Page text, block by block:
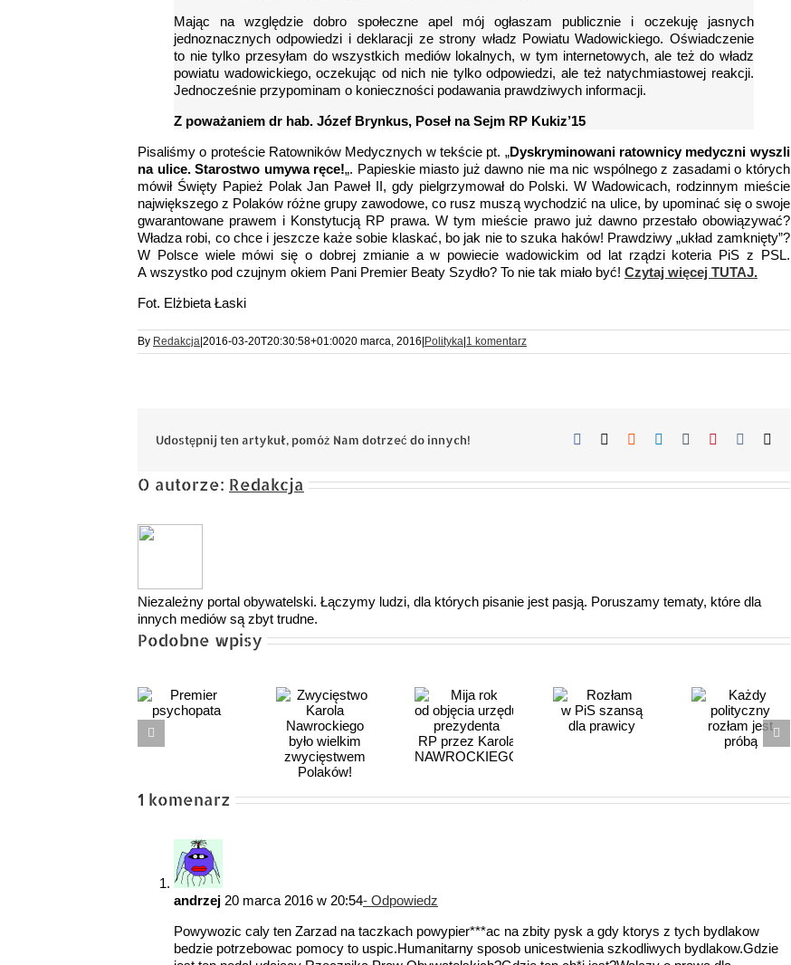
Mając na względzie dobro społeczne apel mój ogłaszam publicznie i oczekuję jasnych
jednoznacznych odpowiedzi i deklaracji ze strony władz Powiatu Wadowickiego. Oświadczenie
to nie tylko przesyłam do wszystkich mediów lokalnych, w tym internetowych, ale też do władz
powiatu wadowickiego, oczekując od nich nie tylko odpowiedzi, ale też natychmiastowej reakcji.
Jednocześnie przypominam o konieczności podawania prawdziwych informacji.
Z poważaniem dr hab. Józef Brynkus, Poseł na Sejm RP Kukiz’15
Pisaliśmy o proteście Ratowników Medycznych w tekście pt. „Dyskryminowani ratownicy medyczni wyszli
na ulice. Starostwo umywa ręce!„. Papieskie miasto już dawno nie ma nic wspólnego z zasadami o których
mówił Święty Papież Polak Jan Paweł II, gdy pielgrzymował do Polski. W Wadowicach, rodzinnym mieście
największego z Polaków różne grupy zawodowe, co rusz muszą wychodzić na ulice, by upominać się o swoje
gwarantowane prawem i Konstytucją RP prawa. W tym mieście prawo już dawno przestało obowiązywać?
Władza robi, co chce i jeszcze każe sobie klaskać, bo jak nie to szuka haków! Prawdziwy „układ zamknięty”?
W Polsce wiele mówi się o dobrej zmianie a w powiecie wadowickim od lat rządzi koteria PiS z PSL.
A wszystko pod czujnym okiem Pani Premier Beaty Szydło? To nie tak miało być! Czytaj więcej TUTAJ.
Fot. Elżbieta Łaski
By Redakcja 2016-03-20T20:30:58+01:0020 marca, 2016 Polityka 1 komentarz
Udostępnij ten artykuł, pomóż Nam dotrzeć do innych! Facebook Reddit LinkedIn
TumblrPinterest
O autorze: Redakcja
Niezależny portal obywatelski. Łączymy ludzi, dla których pisanie jest pasją. Poruszamy tematy, które dla
innych mediów są zbyt trudne.
Podobne wpisy
Zwycięstwo
zwycięstwem
Mija rok
od objęcia
urzędu
prezydenta
NAWROCKIEGO
Rozłam
w PiS
szansą dla
Każdy
1 komenarz
andrzej 20 marca 2016 w 20:54- Odpowiedz
Powywozic caly ten Zarzad na taczkach powypier***ac na zbity pysk a gdy ktorys z tych bydlakow
bedzie potrzebowac pomocy to uspic.Humanitarny sposob unicestwienia szkodliwych bydlakow.Gdzie